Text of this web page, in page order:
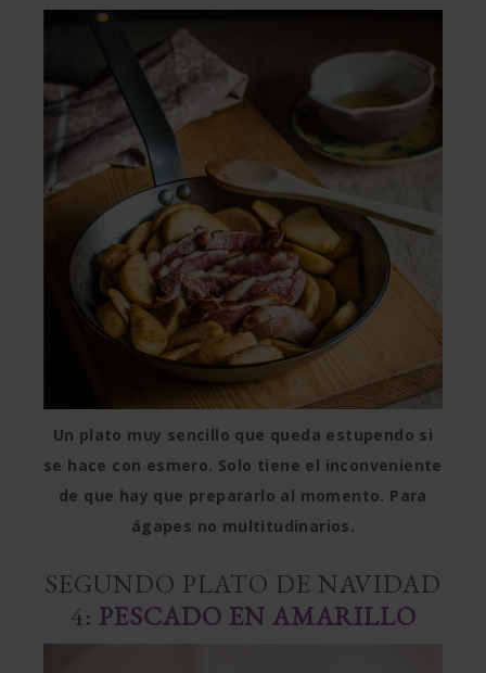
Un plato muy sencillo que queda estupendo si
se hace con esmero. Solo tiene el inconveniente
de que hay que prepararlo al momento. Para
ágapes no multitudinarios.
SEGUNDO PLATO DE NAVIDAD
4: PESCADO EN AMARILLO